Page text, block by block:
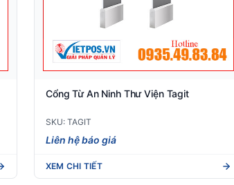
Cổng Từ An Ninh Thư Viện Tagit
SKU: TAGIT
Liên hệ báo giá
XEM CHI TIẾT